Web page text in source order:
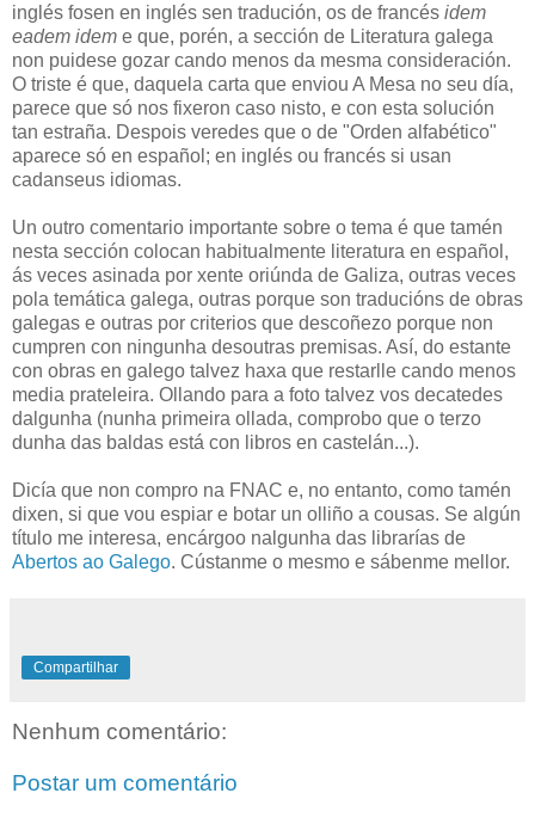
inglés fosen en inglés sen tradución, os de francés idem
eadem idem e que, porén, a sección de Literatura galega
non puidese gozar cando menos da mesma consideración.
O triste é que, daquela carta que enviou A Mesa no seu día,
parece que só nos fixeron caso nisto, e con esta solución
tan estraña. Despois veredes que o de "Orden alfabético"
aparece só en español; en inglés ou francés si usan
cadanseus idiomas.
Un outro comentario importante sobre o tema é que tamén
nesta sección colocan habitualmente literatura en español,
ás veces asinada por xente oriúnda de Galiza, outras veces
pola temática galega, outras porque son traducións de obras
galegas e outras por criterios que descoñezo porque non
cumpren con ningunha desoutras premisas. Así, do estante
con obras en galego talvez haxa que restarlle cando menos
media prateleira. Ollando para a foto talvez vos decatedes
dalgunha (nunha primeira ollada, comprobo que o terzo
dunha das baldas está con libros en castelán...).
Dicía que non compro na FNAC e, no entanto, como tamén
dixen, si que vou espiar e botar un olliño a cousas. Se algún
título me interesa, encárgoo nalgunha das librarías de
Abertos ao Galego. Cústanme o mesmo e sábenme mellor.
Compartilhar
Nenhum comentário:
Postar um comentário